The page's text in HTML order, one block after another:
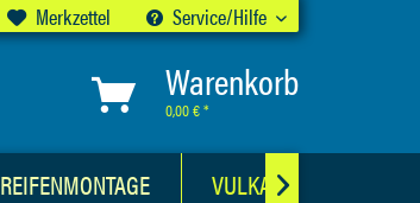
Merkzettel Service/Hilfe
Warenkorb
0,00 € *
REIFENMONTAGE 